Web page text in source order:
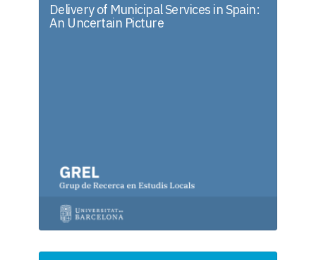
Delivery of Municipal Services in Spain:
An Uncertain Picture